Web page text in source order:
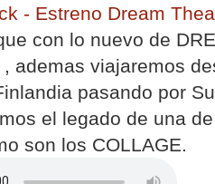
- Estreno Dream
con lo nuevo de
, ademas viajaremos
pasando por
el legado de una
son los COLLAGE.